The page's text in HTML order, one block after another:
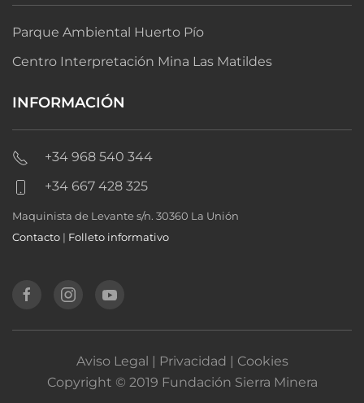
Parque Ambiental Huerto Pío
Centro Interpretación Mina Las Matildes
INFORMACIÓN
+34 968 540 344
+34 667 428 325
Maquinista de Levante s/n. 30360 La Unión
Contacto | Folleto informativo
Aviso Legal | Privacidad | Cookies
Copyright © 2019 Fundación Sierra Minera